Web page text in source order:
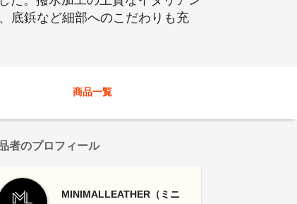
底鋲など細部へのこだわりも充
商品一覧
者のプロフィール
MINIMALLEATHER（ミニ